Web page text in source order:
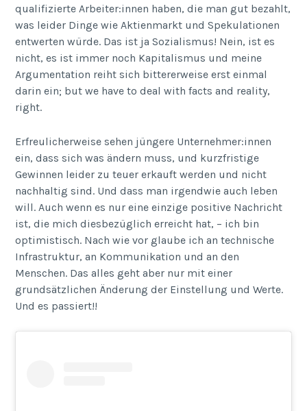
qualifizierte Arbeiter:innen haben, die man gut bezahlt,
was leider Dinge wie Aktienmarkt und Spekulationen
entwerten würde. Das ist ja Sozialismus! Nein, ist es
nicht, es ist immer noch Kapitalismus und meine
Argumentation reiht sich bittererweise erst einmal
darin ein; but we have to deal with facts and reality,
right.
Erfreulicherweise sehen jüngere Unternehmer:innen
ein, dass sich was ändern muss, und kurzfristige
Gewinnen leider zu teuer erkauft werden und nicht
nachhaltig sind. Und dass man irgendwie auch leben
will. Auch wenn es nur eine einzige positive Nachricht
ist, die mich diesbezüglich erreicht hat, – ich bin
optimistisch. Nach wie vor glaube ich an technische
Infrastruktur, an Kommunikation und an den
Menschen. Das alles geht aber nur mit einer
grundsätzlichen Änderung der Einstellung und Werte.
Und es passiert!!